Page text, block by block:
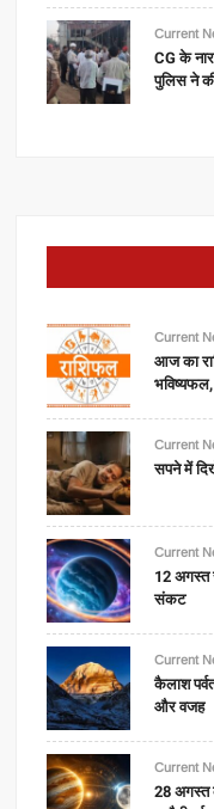
Current
CG के
पुलिस ने
Current
आज का
Current
सपने में
Current
12 अगस्त
संकट
Current
कैलाश
और वजह
Current
28 अगस्त